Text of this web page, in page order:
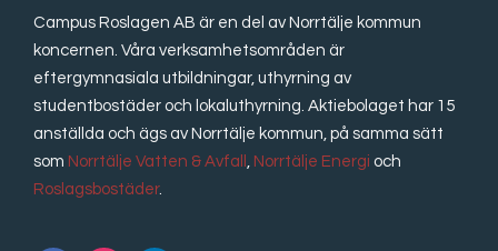
Campus Roslagen AB är en del av Norrtälje kommun
koncernen. Våra verksamhetsområden är
eftergymnasiala utbildningar, uthyrning av
studentbostäder och lokaluthyrning. Aktiebolaget har 15
anställda och ägs av Norrtälje kommun, på samma sätt
som Norrtälje Vatten & Avfall , Norrtälje Energi och
Roslagsbostäder.